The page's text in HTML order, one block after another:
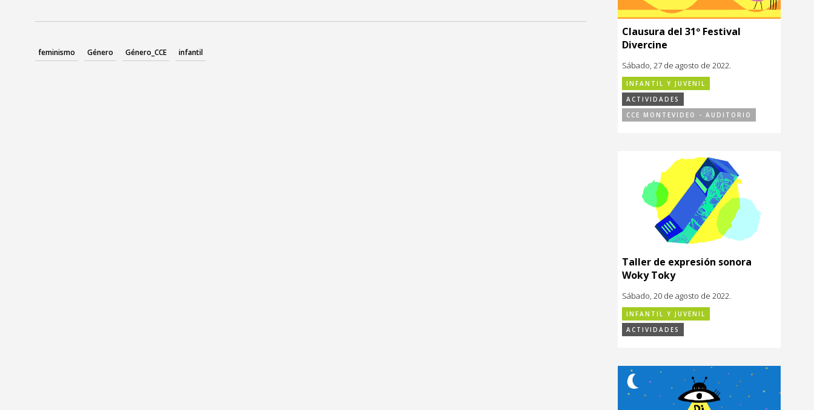
feminismo Género Género_CCE infantil
Clausura del 31º Festival
Divercine
Sábado, 27 de agosto de 2022.
INFANTIL Y JUVENIL
ACTIVIDADES
CCE MONTEVIDEO - AUDITORIO
Taller de expresión sonora
Woky Toky
Sábado, 20 de agosto de 2022.
INFANTIL Y JUVENIL
ACTIVIDADES